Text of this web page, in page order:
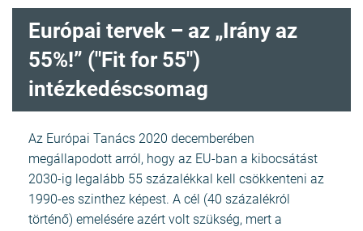
Európai tervek – az „Irány az
55%!” ("Fit for 55")
intézkedéscsomag
Az Európai Tanács 2020 decemberében
megállapodott arról, hogy az EU-ban a kibocsátást
2030-ig legalább 55 százalékkal kell csökkenteni az
1990-es szinthez képest. A cél (40 százalékról
történő) emelésére azért volt szükség, mert a